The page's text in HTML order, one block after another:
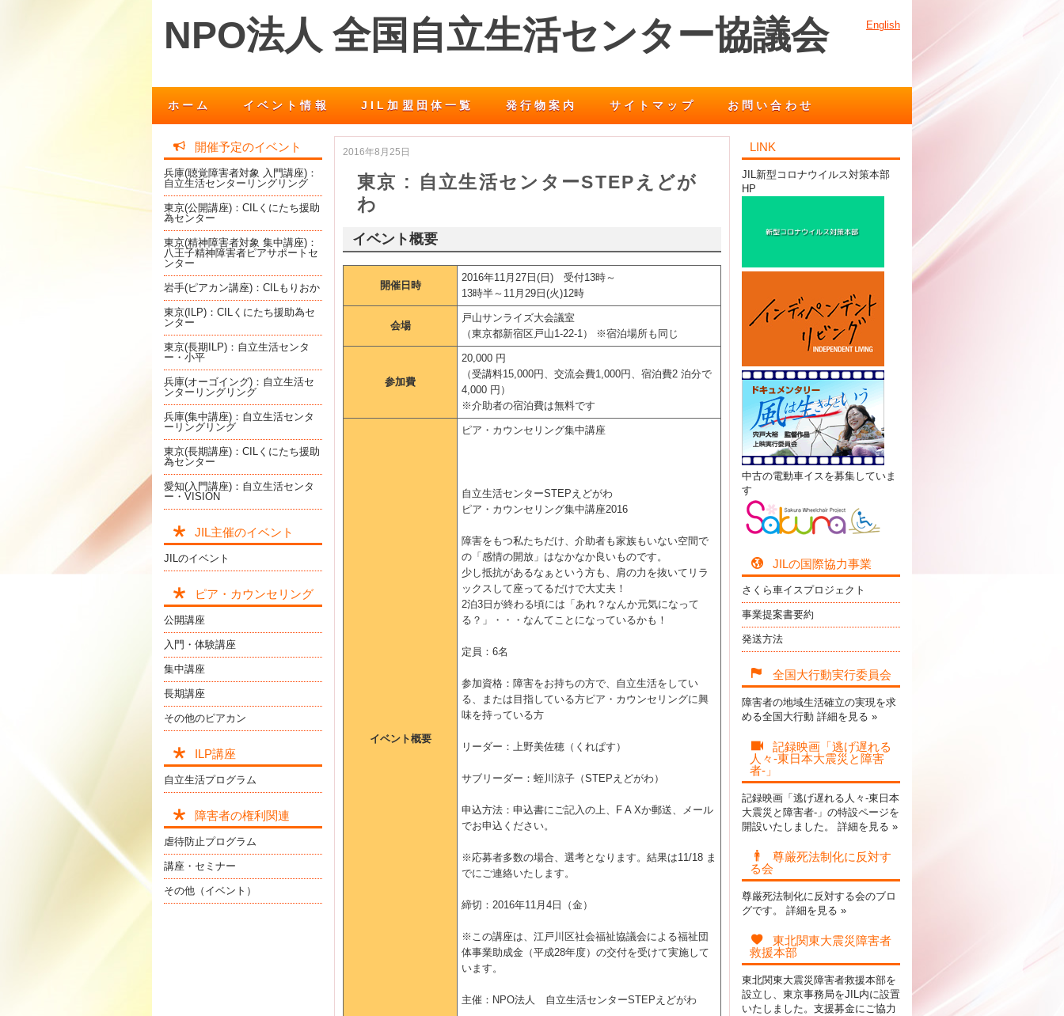
NPO法人 全国自立生活センター協議会 English
ホーム イベント情報 JIL加盟団体一覧 発行物案内 サイトマップ お問い合わせ
2016年8月25日
東京 : 自立生活センターSTEPえどが
わ
イベント概要
開催日時
2016年11月27日(日) 受付13時～
13時半～11月29日(火)12時
会場
戸山サンライズ大会議室
（東京都新宿区戸山1-22-1） ※宿泊場所も同じ
参加費
20,000 円
（受講料15,000円、交流会費1,000円、宿泊費2 泊分で
4,000 円）
※介助者の宿泊費は無料です
イベント概要
ピア・カウンセリング集中講座
自立生活センターSTEPえどがわ
ピア・カウンセリング集中講座2016
障害をもつ私たちだけ、介助者も家族もいない空間で
の「感情の開放」はなかなか良いものです。
少し抵抗があるなぁという方も、肩の力を抜いてリラ
ックスして座ってるだけで大丈夫！
2泊3日が終わる頃には「あれ？なんか元気になって
る？」・・・なんてことになっているかも！
定員：6名
参加資格：障害をお持ちの方で、自立生活をしてい
る、または目指している方ピア・カウンセリングに興
味を持っている方
リーダー：上野美佐穂（くれぱす）
サブリーダー：蛭川涼子（STEPえどがわ）
申込方法：申込書にご記入の上、F A Xか郵送、メール
でお申込ください。
※応募者多数の場合、選考となります。結果は11/18 ま
でにご連絡いたします。
締切：2016年11月4日（金）
※この講座は、江戸川区社会福祉協議会による福祉団
体事業助成金（平成28年度）の交付を受けて実施して
います。
主催：NPO法人 自立生活センターSTEPえどがわ
開催予定のイベント
兵庫(聴覚障害者対象 入門講座)：
自立生活センターリングリング
東京(公開講座)：CILくにたち援助
為センター
東京(精神障害者対象 集中講座)：
八王子精神障害者ピアサポートセ
ンター
岩手(ピアカン講座)：CILもりおか
東京(ILP)：CILくにたち援助為セ
ンター
東京(長期ILP)：自立生活センタ
ー・小平
兵庫(オーゴイング)：自立生活セ
ンターリングリング
兵庫(集中講座)：自立生活センタ
ーリングリング
東京(長期講座)：CILくにたち援助
為センター
愛知(入門講座)：自立生活センタ
ー・VISION
JIL主催のイベント
JILのイベント
ピア・カウンセリング
公開講座
入門・体験講座
集中講座
長期講座
その他のピアカン
ILP講座
自立生活プログラム
障害者の権利関連
虐待防止プログラム
講座・セミナー
その他（イベント）
LINK
JIL新型コロナウイルス対策本部
HP
中古の電動車イスを募集していま
す
JILの国際協力事業
さくら車イスプロジェクト
事業提案書要約
発送方法
全国大行動実行委員会
障害者の地域生活確立の実現を求
める全国大行動 詳細を見る »
記録映画「逃げ遅れる
人々-東日本大震災と障害
者-」
記録映画「逃げ遅れる人々-東日本
大震災と障害者-」の特設ページを
開設いたしました。 詳細を見る »
尊厳死法制化に反対す
る会
尊厳死法制化に反対する会のブロ
グです。 詳細を見る »
東北関東大震災障害者
救援本部
東北関東大震災障害者救援本部を
設立し、東京事務局をJIL内に設置
いたしました。支援募金にご協力